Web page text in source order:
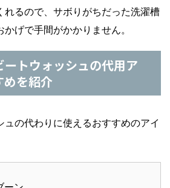
れるので、サボりがちだった洗濯槽
げで手間がかかりません。
トウォッシュの代用ア
めを紹介
の代わりに使えるおすすめのアイ